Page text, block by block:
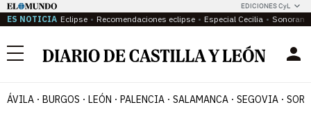
EDICIONES CyL
ES NOTICIA Eclipse Recomendaciones eclipse Especial Cecilia
Menú
ÁVILA BURGOS LEÓN PALENCIA SALAMANCA SEGOVIA